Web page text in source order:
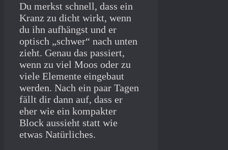
Du merkst schnell, dass ein
Kranz zu dicht wirkt, wenn
du ihn aufhängst und er
optisch „schwer“ nach unten
zieht. Genau das passiert,
wenn zu viel Moos oder zu
viele Elemente eingebaut
werden. Nach ein paar Tagen
fällt dir dann auf, dass er
eher wie ein kompakter
Block aussieht statt wie
etwas Natürliches.